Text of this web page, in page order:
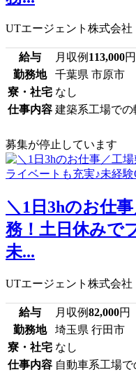
UTエージェント株式会社
給与 月収例 113,000円
勤務地
千葉県 市原市
寮・社宅 なし
仕事内容 建築系工場での
募集が停止しています
＼1日3hのお仕
務！土日休みで
未...
UTエージェント株式会社
給与 月収例82,000円
勤務地
埼玉県 行田市
寮・社宅 なし
仕事内容 自動車系工場